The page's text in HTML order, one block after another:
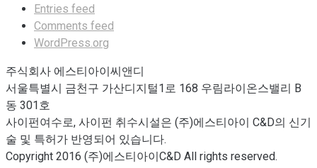
Entries feed
Comments feed
WordPress.org
주식회사 에스티아이씨앤디
서울특별시 금천구 가산디지털1로 168 우림라이온스밸리 B
동 301호
사이펀여수로, 사이펀 취수시설은 (주)에스티아이 C&D의 신기
술 및 특허가 반영되어 있습니다.
Copyright 2016 (주)에스티아이C&D All rights reserved.